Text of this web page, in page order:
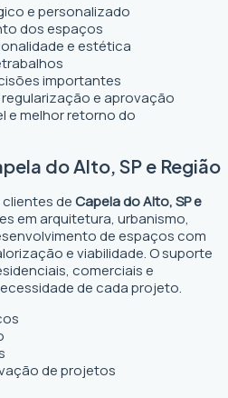
e personalizado
dos espaços
e estética
importantes
e aprovação
e melhor retorno do
do Alto, SP e Região
deCapela do Alto, SP e
em arquitetura, urbanismo,
de espaços com
e viabilidade. O suporte
comerciais e
de cada projeto.
de projetos